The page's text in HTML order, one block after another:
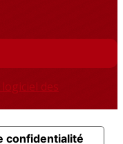
des
confidentialité